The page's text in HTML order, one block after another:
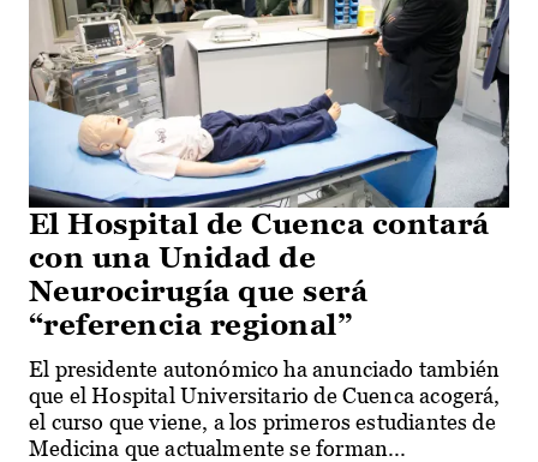
El Hospital de Cuenca contará
con una Unidad de
Neurocirugía que será
“referencia regional”
El presidente autonómico ha anunciado también
que el Hospital Universitario de Cuenca acogerá,
el curso que viene, a los primeros estudiantes de
Medicina que actualmente se forman...